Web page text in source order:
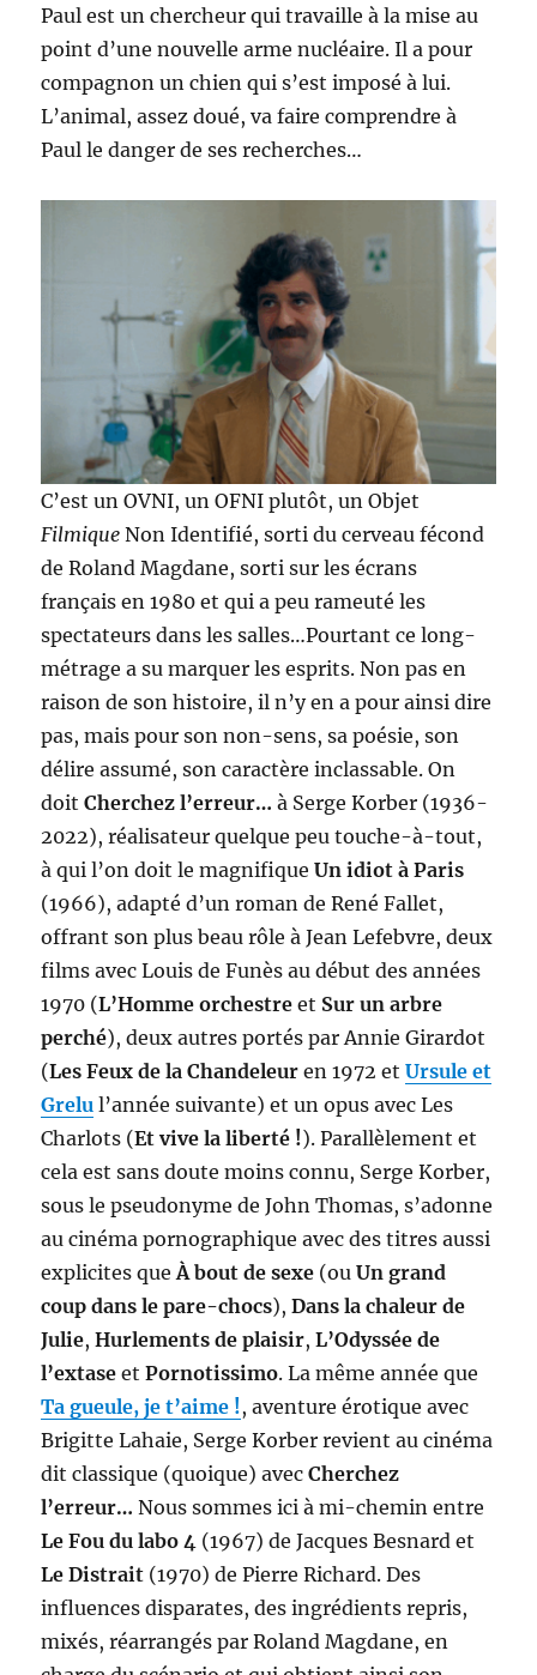
Paul est un chercheur qui travaille à la mise au
point d’une nouvelle arme nucléaire. Il a pour
compagnon un chien qui s’est imposé à lui.
L’animal, assez doué, va faire comprendre à
Paul le danger de ses recherches…
C’est un OVNI, un OFNI plutôt, un Objet
Filmique Non Identifié, sorti du cerveau fécond
de Roland Magdane, sorti sur les écrans
français en 1980 et qui a peu rameuté les
spectateurs dans les salles…Pourtant ce long-
métrage a su marquer les esprits. Non pas en
raison de son histoire, il n’y en a pour ainsi dire
pas, mais pour son non-sens, sa poésie, son
délire assumé, son caractère inclassable. On
doitCherchez l’erreur… à Serge Korber (1936-
2022), réalisateur quelque peu touche-à-tout,
à qui l’on doit le magnifiqueUn idiot à Paris
(1966), adapté d’un roman de René Fallet,
offrant son plus beau rôle à Jean Lefebvre, deux
films avec Louis de Funès au début des années
1970 (L’Homme orchestre et Sur un arbre
perché), deux autres portés par Annie Girardot
(Les Feux de la Chandeleuren 1972 etUrsule et
Grelu l’année suivante) et un opus avec Les
Charlots (Et vive la liberté !). Parallèlement et
cela est sans doute moins connu, Serge Korber,
sous le pseudonyme de John Thomas, s’adonne
au cinéma pornographique avec des titres aussi
explicites queÀ bout de sexe (ouUn grand
coup dans le pare-chocs),Dans la chaleur de
Julie,Hurlements de plaisir,L’Odyssée de
l’extase etPornotissimo. La même année que
Ta gueule, je t’aime !, aventure érotique avec
Brigitte Lahaie, Serge Korber revient au cinéma
dit classique (quoique) avecCherchez
l’erreur…Nous sommes ici à mi-chemin entre
Le Fou du labo 4 (1967) de Jacques Besnard et
Le Distrait (1970) de Pierre Richard. Des
influences disparates, des ingrédients repris,
mixés, réarrangés par Roland Magdane, en